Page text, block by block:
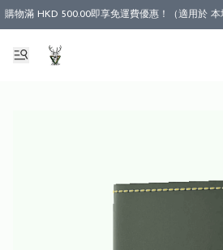
購物滿 HKD 500.00即享免運費優惠！（適用於